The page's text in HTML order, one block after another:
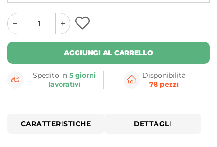
quantity
button
quantity
minus
button
AGGIUNGI AL CARRELLO
Spedito in5 giorni
lavorativi
Disponibilità
78 pezzi
CARATTERISTICHE DETTAGLI